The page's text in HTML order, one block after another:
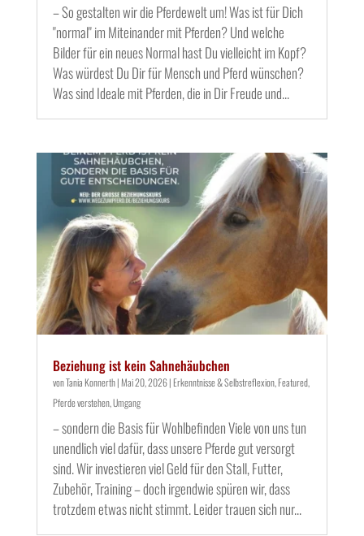
– So gestalten wir die Pferdewelt um! Was ist für Dich
"normal" im Miteinander mit Pferden? Und welche
Bilder für ein neues Normal hast Du vielleicht im Kopf?
Was würdest Du Dir für Mensch und Pferd wünschen?
Was sind Ideale mit Pferden, die in Dir Freude und...
Beziehung ist kein Sahnehäubchen
vonTania Konnerth|Mai 20, 2026|Erkenntnisse & Selbstreflexion,Featured,
Pferde verstehen,Umgang
– sondern die Basis für Wohlbefinden Viele von uns tun
unendlich viel dafür, dass unsere Pferde gut versorgt
sind. Wir investieren viel Geld für den Stall, Futter,
Zubehör, Training – doch irgendwie spüren wir, dass
trotzdem etwas nicht stimmt. Leider trauen sich nur...